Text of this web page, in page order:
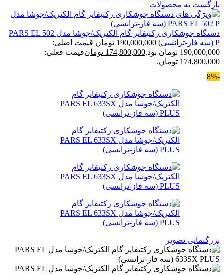
بازگشت به محصولات
دستگاه جوشکاری رکتیفایر گام الکتریک/جوشا مدل PARS EL 502
P (سه فاز-ترانسی)
190,000,000 تومان قیمت اصلی:
190,000,000 تومان بود.
174,800,000 تومانقیمت فعلی:
174,800,000 تومان.
-8%
بزرگنمایی تصویر